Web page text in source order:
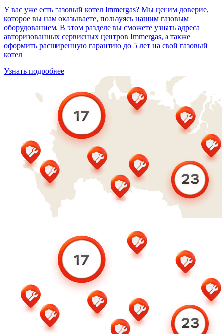
У вас уже есть газовый котел Immergas? Мы ценим доверие,
которое вы нам оказываете, пользуясь нашим газовым
оборудованием. В этом разделе вы сможете узнать адреса
авторизованных сервисных центров Immergas, а также
оформить расширенную гарантию до 5 лет на свой газовый
котел
Узнать подробнее